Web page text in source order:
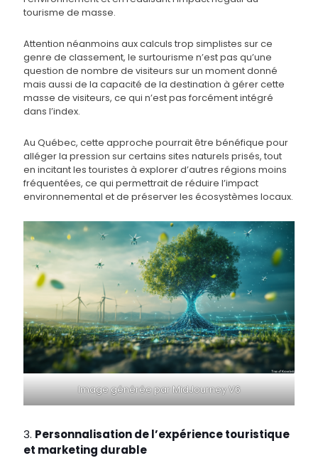
tourisme de masse.
Attention néanmoins aux calculs trop simplistes sur ce
genre de classement, le surtourisme n’est pas qu’une
question de nombre de visiteurs sur un moment donné
mais aussi de la capacité de la destination à gérer cette
masse de visiteurs, ce qui n’est pas forcément intégré
dans l’index.
Au Québec, cette approche pourrait être bénéfique pour
alléger la pression sur certains sites naturels prisés, tout
en incitant les touristes à explorer d’autres régions moins
fréquentées, ce qui permettrait de réduire l’impact
environnemental et de préserver les écosystèmes locaux.
Image générée par MidJourney V6
3. Personnalisation de l’expérience touristique
et marketing durable